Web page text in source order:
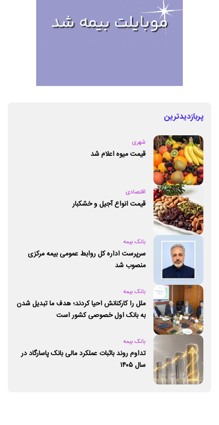
پربازدیدترین
شهری
قیمت میوه اعلام شد
اقتصادی
قیمت انواع آجیل و خشکبار
بانک بیمه
سرپرست اداره کل روابط عمومی بیمه مرکزی
منصوب شد
بانک بیمه
ملل را کارکنانش احیا کردند؛ هدف ما تبدیل شدن
به بانک اول خصوصی کشور است
بانک بیمه
تداوم روند باثبات عملکرد مالی بانک پاسارگاد در
سال ۱۴۰۵